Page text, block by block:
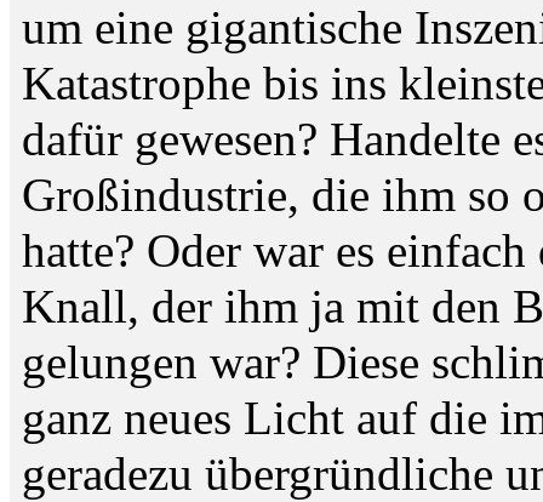
um eine gigantische
Katastrophe bis ins
dafür gewesen? Handelte
Großindustrie, die ihm so
hatte? Oder war es
Knall, der ihm ja mit den
gelungen war? Diese
ganz neues Licht auf die
geradezu übergründliche